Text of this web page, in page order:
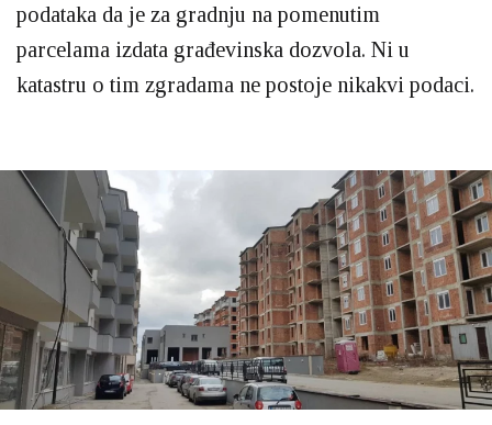
podataka da je za gradnju na pomenutim
parcelama izdata građevinska dozvola. Ni u
katastru o tim zgradama ne postoje nikakvi podaci.